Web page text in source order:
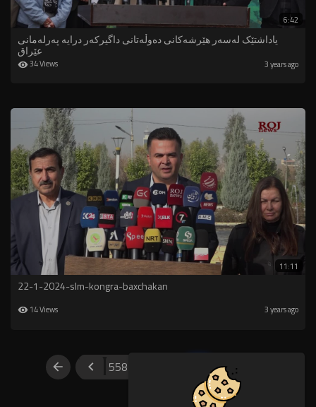
6:42
یاداشتێک لەسەر هێرشەکانی دەوڵەتانی داگیرکەر درایە پەرلەمانی
عێراق
34 Views 3 years ago
11:11
22-1-2024-slm-kongra-baxchakan
14 Views 3 years ago
558